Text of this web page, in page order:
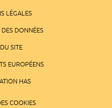
LÉGALES
DONNÉES
SITE
EUROPÉENS
HAS
COOKIES